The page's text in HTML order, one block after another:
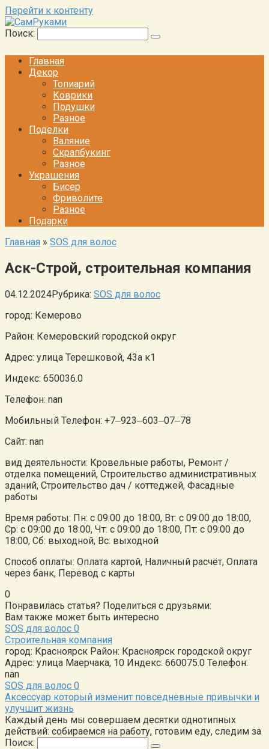
Перейти к контенту
Поиск:
Главная
Декор
Топиарий
Коврики
Подушки
Разное
Поделки
Валяние
Скрапбукинг
Разное
Украшения
Бисер
Фриволите
Разное
Подарки
Главная » SOS для волос
Аск-Строй, строительная компания
04.12.2024Рубрика: SOS для волос
город: Кемерово
Район: Кемеровский городской округ
Адрес: улица Терешковой, 43а к1
Индекс: 650036.0
Телефон: nan
Мобильный Телефон: +7‒923‒603‒07‒78
Сайт: nan
вид деятельности: Кровельные работы, Ремонт /
отделка помещений, Строительство административных
зданий, Строительство дач / коттеджей, Фасадные
работы
Время работы: Пн: с 09:00 до 18:00, Вт: с 09:00 до 18:00,
Ср: с 09:00 до 18:00, Чт: с 09:00 до 18:00, Пт: с 09:00 до
18:00, Сб: выходной, Вс: выходной
Способ оплаты: Оплата картой, Наличный расчёт, Оплата
через банк, Перевод с карты
0
Понравилась статья? Поделиться с друзьями:
Вам также может быть интересно
SOS для волос 0
Строительная компания
город: Красноярск Район: Красноярск городской округ
Адрес: улица Маерчака, 10 Индекс: 660075.0 Телефон:
nan
SOS для волос 0
Аксессуар который изменит повседневные привычки и
улучшит жизнь
Каждый день мы совершаем десятки однотипных
действий: собираемся на работу, готовим еду, следим за
Поиск: